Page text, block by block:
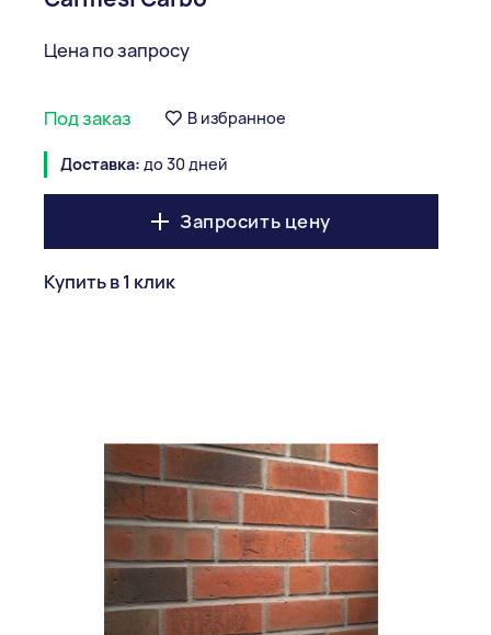
Цена по запросу
Под заказ В избранное
Доставка: до 30 дней
Запросить цену
Купить в 1 клик